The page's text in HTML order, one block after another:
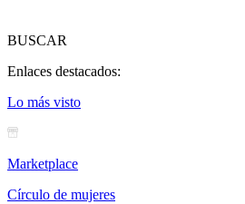
BUSCAR
Enlaces destacados:
Lo más visto
Marketplace
Círculo de mujeres